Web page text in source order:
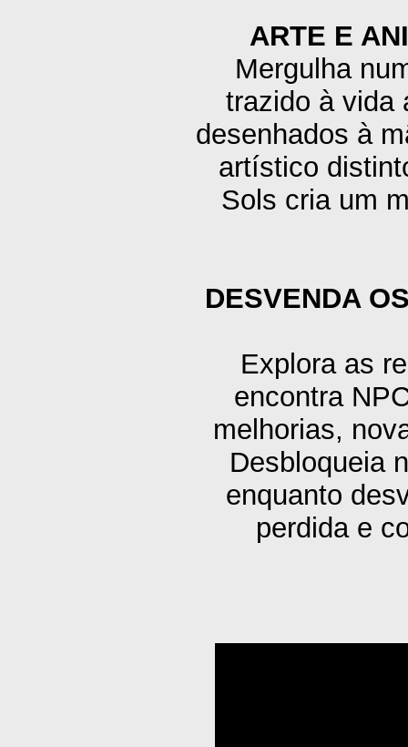
ARTE E
Mergulha
trazido à vida
desenhados à
artístico
Sols cria um
DESVENDA
Explora as
encontra
melhorias,
Desbloqueia
enquanto
perdida e